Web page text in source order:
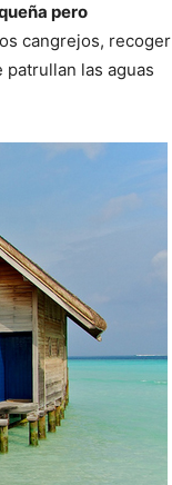
pero
cangrejos, recoger
las aguas